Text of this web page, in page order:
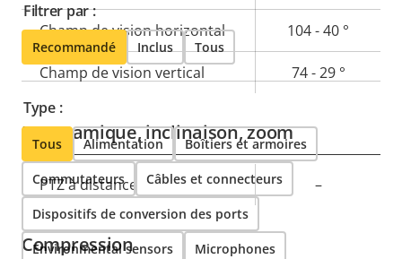
de la
propriété
la
propriété
Champ de vision horizontal 104 - 40 °
Champ de vision vertical 74 - 29 °
Panoramique, inclinaison, zoom
Description
de la
propriété
Valeur de
la
propriété
PTZ à distance –
Compression
Filtrer par :
Recommandé Inclus Tous
Type :
Tous Alimentation Boîtiers et armoires
Commutateurs Câbles et connecteurs
Dispositifs de conversion des ports
Environmental sensors Microphones